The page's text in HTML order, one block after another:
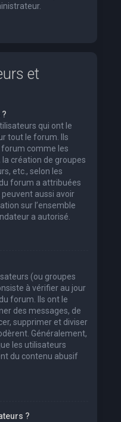
et
qui ont le
tout le forum. Ils
comme les
création de groupes
etc., selon les
forum a attribuées
aussi avoir
sur l’ensemble
a autorisé.
(ou groupes
à vérifier au jour
forum. Ils ont le
des messages, de
supprimer et diviser
Généralement,
les utilisateurs
du contenu abusif
?